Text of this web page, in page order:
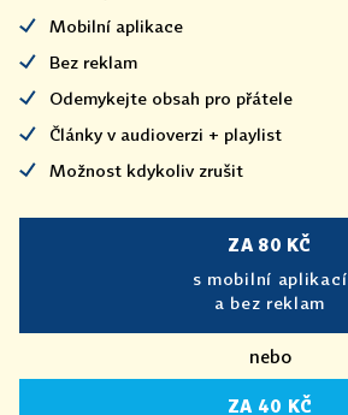
Mobilní aplikace
Bez reklam
Odemykejte obsah pro přátele
Články v audioverzi + playlist
Možnost kdykoliv zrušit
ZA 80 KČ
s mobilní aplikací
a bez reklam
nebo
ZA 40 KČ